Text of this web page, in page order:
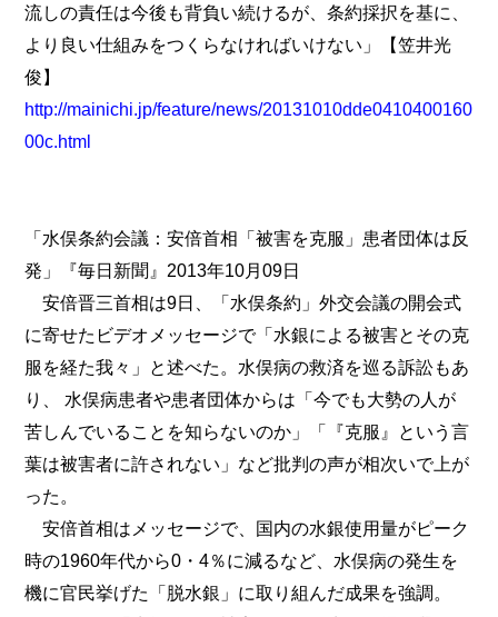
流しの責任は今後も背負い続けるが、条約採択を基に、
より良い仕組みをつくらなければいけない」【笠井光
俊】
http://mainichi.jp/feature/news/20131010dde0410400160
00c.html
「水俣条約会議：安倍首相「被害を克服」患者団体は反
発」『毎日新聞』2013年10月09日
安倍晋三首相は9日、「水俣条約」外交会議の開会式
に寄せたビデオメッセージで「水銀による被害とその克
服を経た我々」と述べた。水俣病の救済を巡る訴訟もあ
り、 水俣病患者や患者団体からは「今でも大勢の人が
苦しんでいることを知らないのか」「『克服』という言
葉は被害者に許されない」など批判の声が相次いで上が
った。
安倍首相はメッセージで、国内の水銀使用量がピーク
時の1960年代から0・4％に減るなど、水俣病の発生を
機に官民挙げた「脱水銀」に取り組んだ成果を強調。